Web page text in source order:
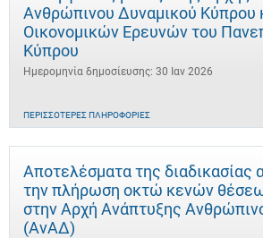
Ανθρώπινου Δυναμικού Κύπρου
Οικονομικών Ερευνών του
Κύπρου
Ημερομηνία δημοσίευσης: 30 Ιαν 2026
ΠΕΡΙΣΣΌΤΕΡΕΣ ΠΛΗΡΟΦΟΡΊΕΣ
Αποτελέσματα της διαδικασίας
την πλήρωση οκτώ κενών
στην Αρχή Ανάπτυξης
(ΑνΑΔ)